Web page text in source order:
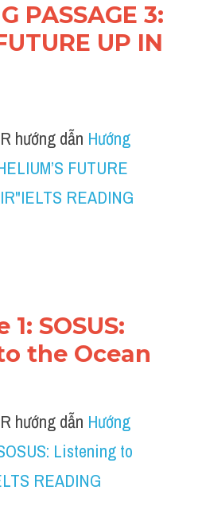
PASSAGE 3:
UP IN
hướng dẫn Hướng
FUTURE
READING
1: SOSUS:
the Ocean
hướng dẫn Hướng
Listening to
READING